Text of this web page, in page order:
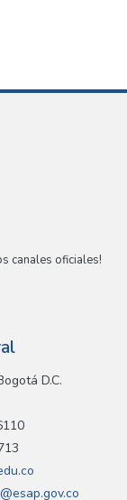
canales oficiales!
D.C.